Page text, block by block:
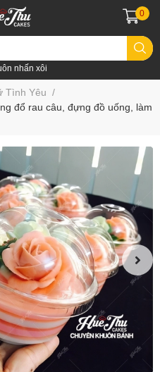
nhấn xôi
0
Tình Yêu /
đổ rau câu, đựng đồ uống, làm